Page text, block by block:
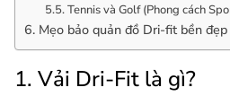
5.5. Tennis và Golf (Phong cách
6. Mẹo bảo quản đồ Dri-fit bền
1. Vải Dri-Fit là gì?